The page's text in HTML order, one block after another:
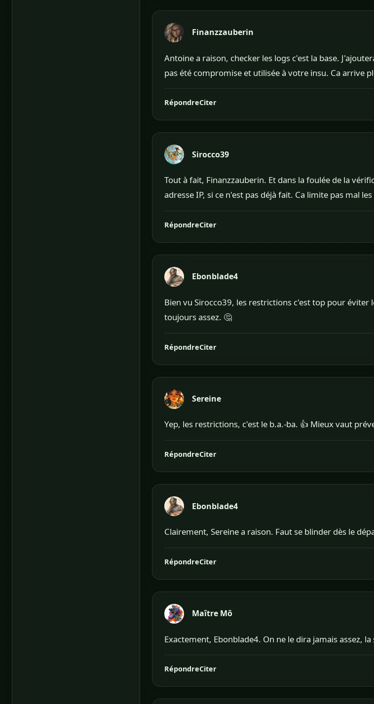
Finanzzauberin
Antoine a raison, checker les logs c'est la base.
pas été compromise et utilisée à votre insu. Ca arrive
RépondreCiter
Sirocco39
Tout à fait, Finanzzauberin. Et dans la foulée de la
adresse IP, si ce n'est pas déjà fait. Ca limite pas mal
RépondreCiter
Ebonblade4
Bien vu Sirocco39, les restrictions c'est top pour éviter
toujours assez. 🤔
RépondreCiter
Sereine
Yep, les restrictions, c'est le b.a.-ba. 👍 Mieux vaut
RépondreCiter
Ebonblade4
Clairement, Sereine a raison. Faut se blinder dès le
RépondreCiter
Maître Mô
Exactement, Ebonblade4. On ne le dira jamais assez,
RépondreCiter